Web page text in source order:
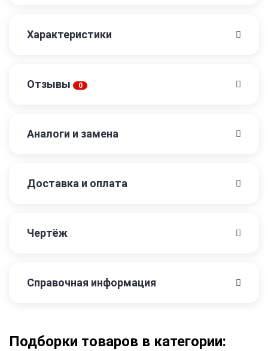
Характеристики
Отзывы 0
Аналоги и замена
Доставка и оплата
Чертёж
Справочная информация
Подборки товаров в категории: